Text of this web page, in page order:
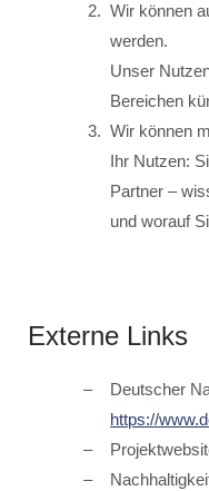
Wir können
werden.
Unser
Bereichen
Wir können
Ihr Nutzen:
Partner –
und worauf
Externe Links
Deutscher
https://